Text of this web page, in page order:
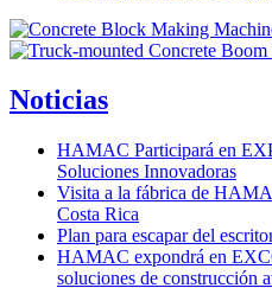
Noticias
HAMAC Participará en
Soluciones Innovadoras
Visita a la fábrica de
Costa Rica
Plan para escapar del
HAMAC expondrá en
soluciones de construcción